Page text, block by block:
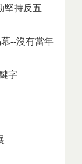
堅持反五
--沒有當年
字